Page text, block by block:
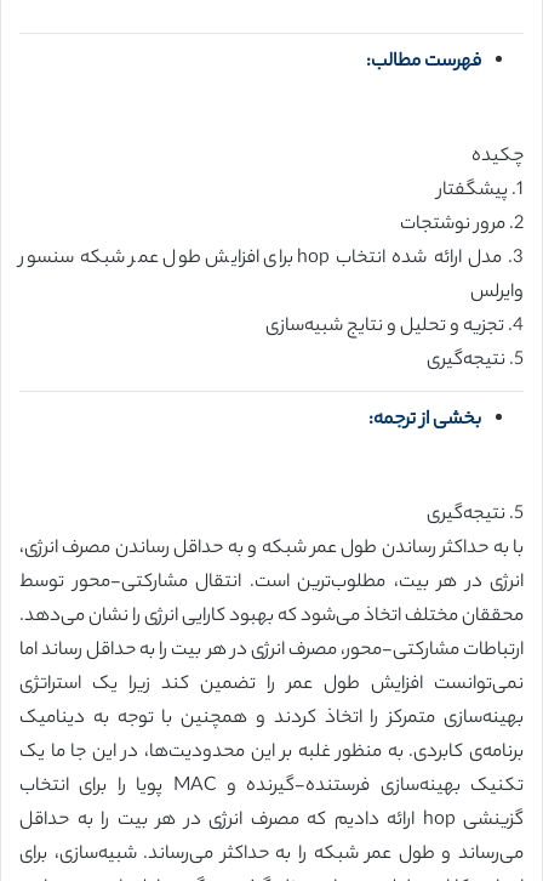
فهرست مطالب:
چکیده
1. پیشگفتار
2. مرور نوشتجات
3. مدل ارائه شده‌ انتخاب hop برای افزایش طول عمر شبکه‌ سنسور
وایرلس
4. تجزیه و تحلیل و نتایج شبیه‌سازی
5. نتیجه‌گیری
بخشی از ترجمه:
5. نتیجه‌گیری
با به حداکثر رساندن طول عمر شبکه و به حداقل رساندن مصرف انرژی،
انرژی در هر بیت، مطلوب‌ترین است. انتقال مشارکتی-محور توسط
محققان مختلف اتخاذ می‌شود که بهبود کارایی انرژی را نشان می‌دهد.
ارتباطات مشارکتی-محور، مصرف انرژی در هر بیت را به حداقل رساند اما
نمی‌توانست افزایش طول عمر را تضمین کند زیرا یک استراتژی
بهینه‌سازی متمرکز را اتخاذ کردند و همچنین با توجه به دینامیک
برنامه‌ی کابردی. به منظور غلبه بر این محدودیت‌ها، در این جا ما یک
تکنیک بهینه‌سازی فرستنده-گیرنده و MAC پویا را برای انتخاب
گزینشی hop ارائه دادیم که مصرف انرژی در هر بیت را به حداقل
می‌رساند و طول عمر شبکه را به حداکثر می‌رساند. شبیه‌سازی، برای